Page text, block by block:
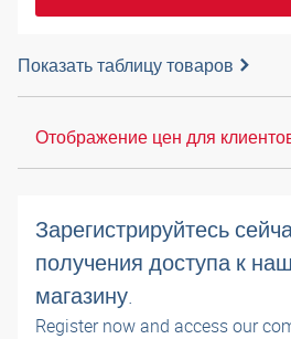
Показать таблицу товаров
Отображение цен для
Зарегистрируйтесь
получения доступа к
магазину.
Register now and access our